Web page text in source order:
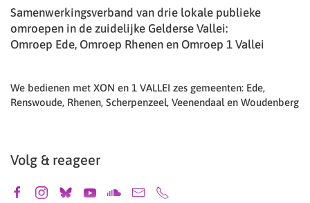
Samenwerkingsverband van drie lokale publieke
omroepen in de zuidelijke Gelderse Vallei:
Omroep Ede, Omroep Rhenen en Omroep 1 Vallei
We bedienen met XON en 1 VALLEI zes gemeenten: Ede,
Renswoude, Rhenen, Scherpenzeel, Veenendaal en Woudenberg
Volg & reageer